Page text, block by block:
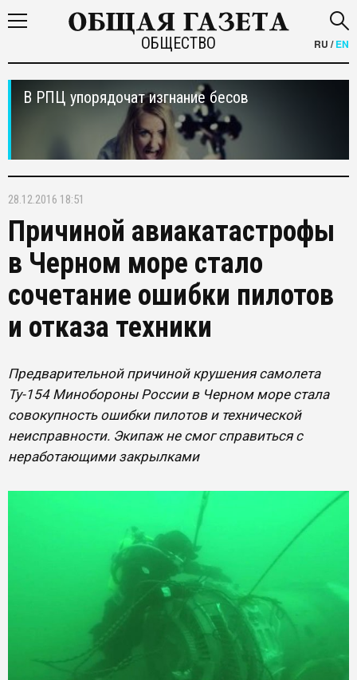
ОБЩЕСТВО RU /EN
В РПЦ упорядочат изгнание бесов
28.12.2016 18:51
Причиной авиакатастрофы
в Черном море стало
сочетание ошибки пилотов
и отказа техники
Предварительной причиной крушения самолета
Ту-154 Минобороны России в Черном море стала
совокупность ошибки пилотов и технической
неисправности. Экипаж не смог справиться с
неработающими закрылками